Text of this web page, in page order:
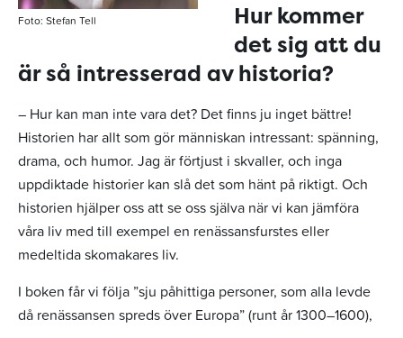
Foto: Stefan Tell
Hur kommer
det sig att du
är så intresserad av historia?
– Hur kan man inte vara det? Det finns ju inget bättre!
Historien har allt som gör människan intressant: spänning,
drama, och humor. Jag är förtjust i skvaller, och inga
uppdiktade historier kan slå det som hänt på riktigt. Och
historien hjälper oss att se oss själva när vi kan jämföra
våra liv med till exempel en renässansfurstes eller
medeltida skomakares liv.
I boken får vi följa ”sju påhittiga personer, som alla levde
då renässansen spreds över Europa” (runt år 1300–1600),